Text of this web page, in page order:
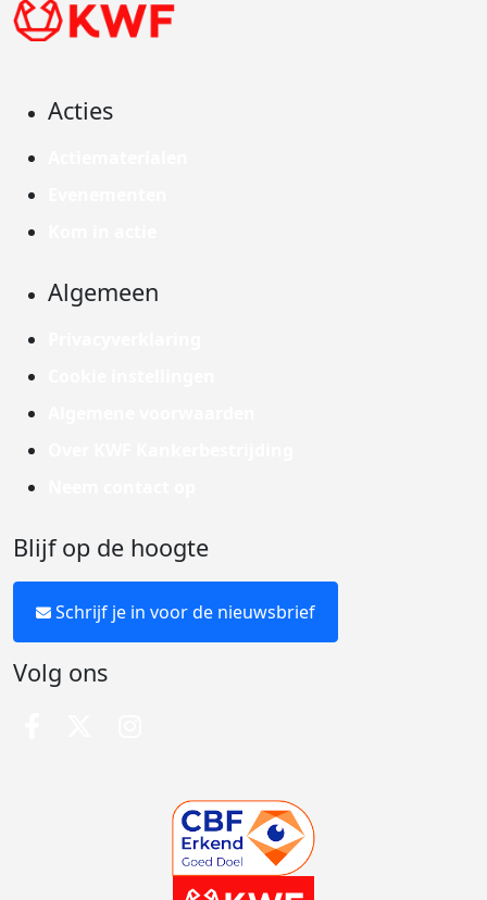
Acties
Algemeen
Blijf op de hoogte
Schrijf je in voor de nieuwsbrief
Volg ons